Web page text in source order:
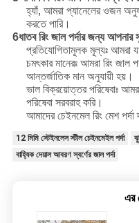
হ্যাঁ, আমরা প্যানেলের ওজন
করতে পারি।
6ধাতব রিং জাল পর্দার জন্য আপনার
প্রতিযোগিতামূলক মূল্যঃ আমরা
চমৎকার মানেরঃ আমরা রিং
আন্তর্জাতিক মান অনুযায়ী হয়।
ভাল বিক্রয়োত্তর পরিষেবাঃ
পরিষেবা সরবরাহ করি।
আমাদের চেইনমেল রিং মেশ পর্দা
12 মিমি স্টেইনলেস স্টীল চেইনমেইল পর্দা
বাহ্যিক দেয়াল আবরণ স্বর্ণের জাল পর্দা
এর